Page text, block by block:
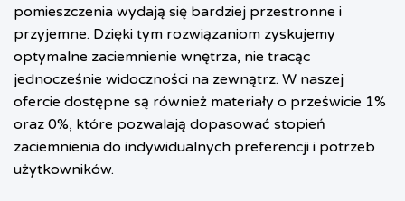
pomieszczenia wydają się bardziej przestronne i
przyjemne. Dzięki tym rozwiązaniom zyskujemy
optymalne zaciemnienie wnętrza, nie tracąc
jednocześnie widoczności na zewnątrz. W naszej
ofercie dostępne są również materiały o prześwicie 1%
oraz 0%, które pozwalają dopasować stopień
zaciemnienia do indywidualnych preferencji i potrzeb
użytkowników.